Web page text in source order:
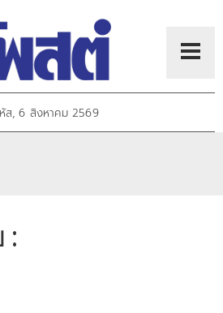
ส, 6 สิงหาคม 2569
: